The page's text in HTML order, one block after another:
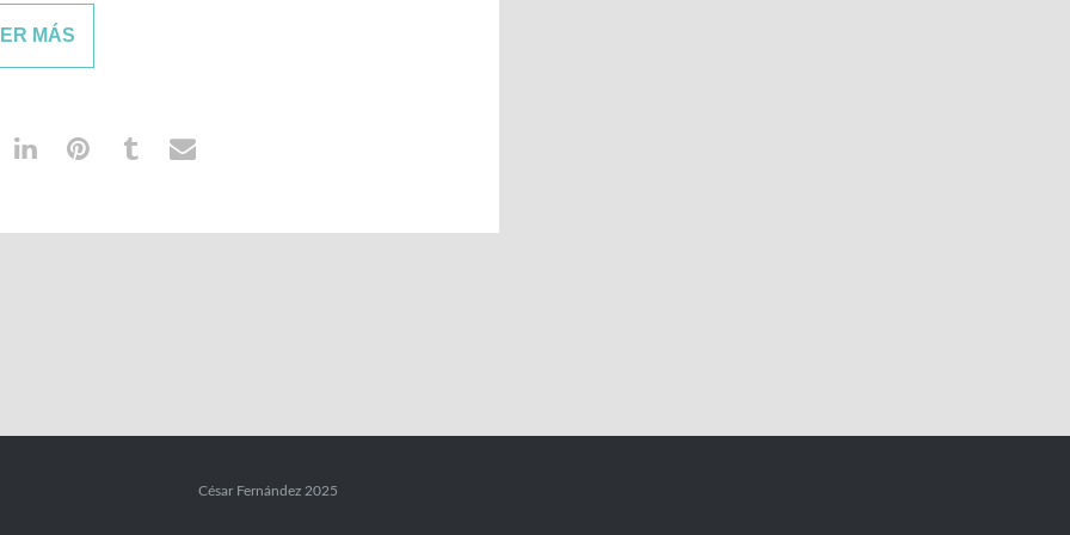
MÁS
César Fernández 2025